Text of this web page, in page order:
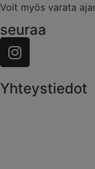
Voit myös varata
seuraa
Yhteystiedot